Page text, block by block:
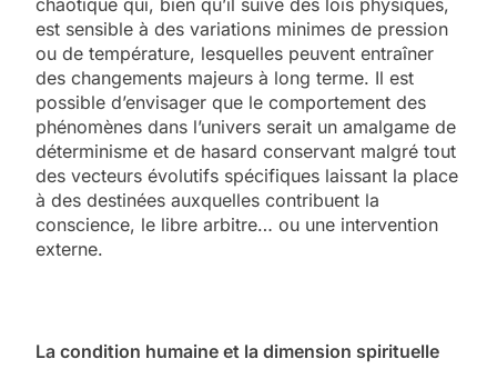
est sensible à des variations minimes de pression
ou de température, lesquelles peuvent entraîner
des changements majeurs à long terme. Il est
possible d’envisager que le comportement des
phénomènes dans l’univers serait un amalgame de
déterminisme et de hasard conservant malgré tout
des vecteurs évolutifs spécifiques laissant la place
à des destinées auxquelles contribuent la
conscience, le libre arbitre… ou une intervention
externe.
La condition humaine et la dimension spirituelle